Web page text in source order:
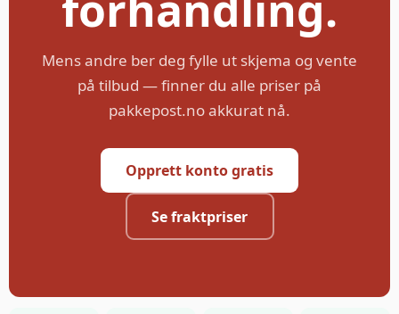
Mens andre ber deg fylle ut skjema og vente
på tilbud — finner du alle priser på
pakkepost.no akkurat nå.
Opprett konto gratis
Se fraktpriser